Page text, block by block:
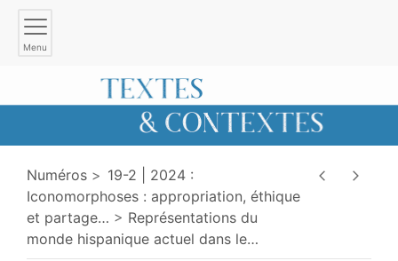
Menu
Numéros
19-2 | 2024 :
Iconomorphoses : appropriation, éthique
et partage…
Représentations du
monde hispanique actuel dans le…